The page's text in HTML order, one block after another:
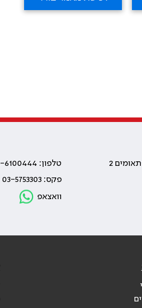
טלפון: 03-6100444
פקס: 03-5753303
וואצאפ